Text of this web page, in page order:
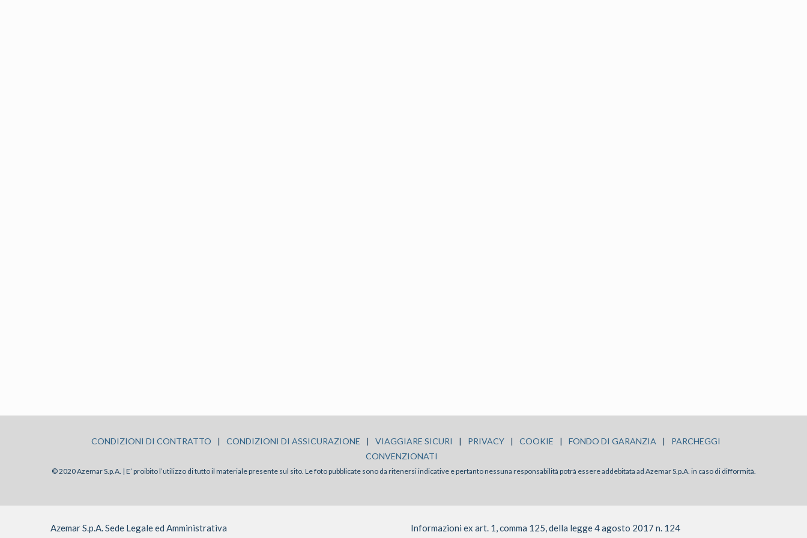
CONDIZIONI DI CONTRATTO | CONDIZIONI DI ASSICURAZIONE | VIAGGIARE SICURI | PRIVACY | COOKIE | FONDO DI GARANZIA |
PARCHEGGI
CONVENZIONATI
© 2020 Azemar S.p.A. | E’ proibito l’utilizzo di tutto il materiale presente sul sito. Le foto pubblicate sono da ritenersi indicative e pertanto nessuna responsabilità potrà essere addebitata ad Azemar S.p.A. in caso di difformità.
Azemar S.p.A. Sede Legale ed Amministrativa
Informazioni ex art. 1, comma 125, della legge 4 agosto 2017 n. 124